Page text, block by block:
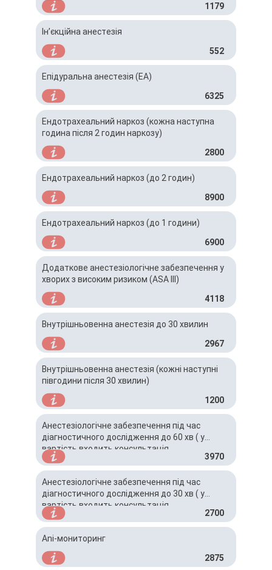
1179
Ін’єкційна анестезія
552
Епідуральна анестезія (ЕА)
6325
Ендотрахеальний наркоз (кожна наступна
година після 2 годин наркозу)
2800
Ендотрахеальний наркоз (до 2 годин)
8900
Ендотрахеальний наркоз (до 1 години)
6900
Додаткове анестезіологічне забезпечення у
хворих з високим ризиком (ASA III)
4118
Внутрішньовенна анестезія до 30 хвилин
2967
Внутрішньовенна анестезія (кожні наступні
півгодини після 30 хвилин)
1200
Анестезіологічне забезпечення під час
діагностичного дослідження до 60 хв ( у
вартість входить консультація
анестезіолога)
3970
Анестезіологічне забезпечення під час
діагностичного дослідження до 30 хв ( у
вартість входить консультація
анестезіолога)
2700
Ani-мониторинг
2875